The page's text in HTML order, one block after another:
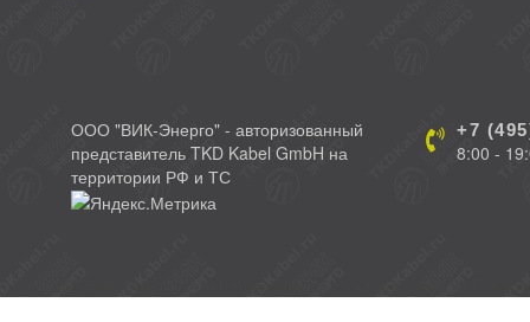
ООО "ВИК-Энерго" - авторизованный
представитель TKD Kabel GmbH на
территории РФ и ТС
+7
8:00 -